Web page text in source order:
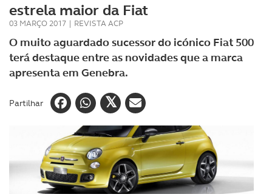
estrela maior da Fiat
03 MARÇO 2017 | REVISTA ACP
O muito aguardado sucessor do icónico Fiat 500
terá destaque entre as novidades que a marca
apresenta em Genebra.
Partilhar